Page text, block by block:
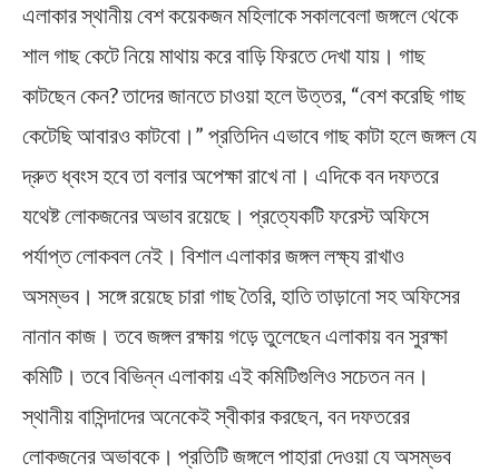
এলাকার স্থানীয় বেশ কয়েকজন মহিলাকে সকালবেলা জঙ্গলে থেকে
শাল গাছ কেটে নিয়ে মাথায় করে বাড়ি ফিরতে দেখা যায়। গাছ
কাটছেন কেন? তাদের জানতে চাওয়া হলে উত্তর, “বেশ করেছি গাছ
কেটেছি আবারও কাটবো।” প্রতিদিন এভাবে গাছ কাটা হলে জঙ্গল যে
দ্রুত ধ্বংস হবে তা বলার অপেক্ষা রাখে না। এদিকে বন দফতরে
যথেষ্ট লোকজনের অভাব রয়েছে। প্রত্যেকটি ফরেস্ট অফিসে
পর্যাপ্ত লোকবল নেই। বিশাল এলাকার জঙ্গল লক্ষ্য রাখাও
অসম্ভব। সঙ্গে রয়েছে চারা গাছ তৈরি, হাতি তাড়ানো সহ অফিসের
নানান কাজ। তবে জঙ্গল রক্ষায় গড়ে তুলেছেন এলাকায় বন সুরক্ষা
কমিটি। তবে বিভিন্ন এলাকায় এই কমিটিগুলিও সচেতন নন।
স্থানীয় বাসিন্দাদের অনেকেই স্বীকার করছেন, বন দফতরের
লোকজনের অভাবকে। প্রতিটি জঙ্গলে পাহারা দেওয়া যে অসম্ভব